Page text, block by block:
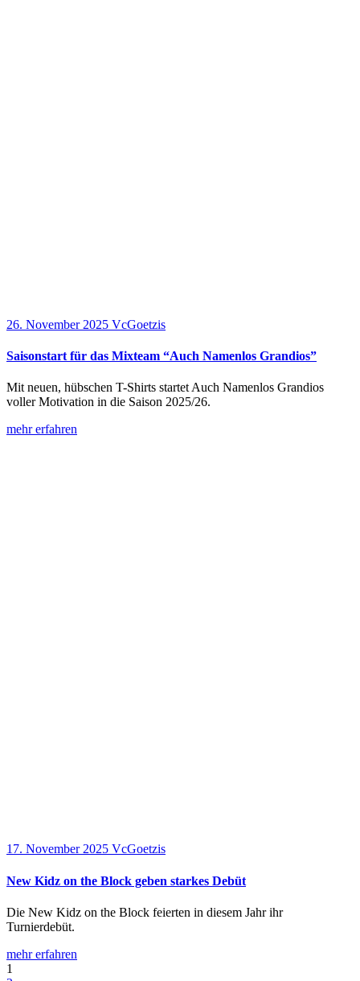
26. November 2025 VcGoetzis
Saisonstart für das Mixteam “Auch Namenlos Grandios”
Mit neuen, hübschen T-Shirts startet Auch Namenlos Grandios
voller Motivation in die Saison 2025/26.
mehr erfahren
17. November 2025 VcGoetzis
New Kidz on the Block geben starkes Debüt
Die New Kidz on the Block feierten in diesem Jahr ihr
Turnierdebüt.
mehr erfahren
1